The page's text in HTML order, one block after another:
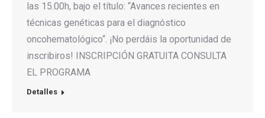
las 15.00h, bajo el título: “Avances recientes en
técnicas genéticas para el diagnóstico
oncohematológico“. ¡No perdáis la oportunidad de
inscribiros! INSCRIPCIÓN GRATUITA CONSULTA
EL PROGRAMA
Detalles